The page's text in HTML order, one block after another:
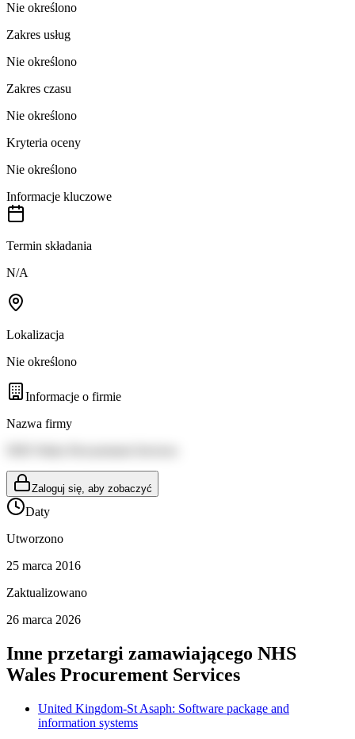
Nie określono
Zakres usług
Nie określono
Zakres czasu
Nie określono
Kryteria oceny
Nie określono
Informacje kluczowe
Termin składania
N/A
Lokalizacja
Nie określono
Informacje o firmie
Nazwa firmy
Zaloguj się, aby zobaczyć
Daty
Utworzono
25 marca 2016
Zaktualizowano
26 marca 2026
Inne przetargi zamawiającego NHS
Wales Procurement Services
United Kingdom-St Asaph: Software package and
information systems